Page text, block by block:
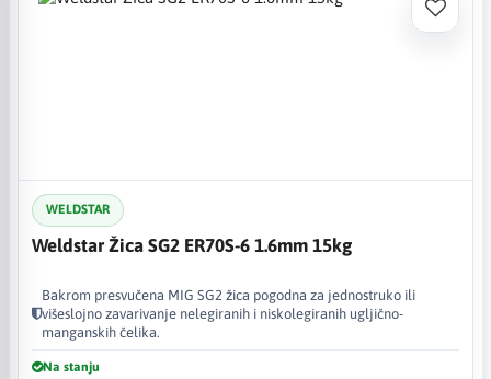
WELDSTAR
Weldstar Žica SG2 ER70S-6 1.6mm 15kg
Bakrom presvučena MIG SG2 žica pogodna za jednostruko ili
višeslojno zavarivanje nelegiranih i niskolegiranih ugljično-
manganskih čelika.
Na stanju